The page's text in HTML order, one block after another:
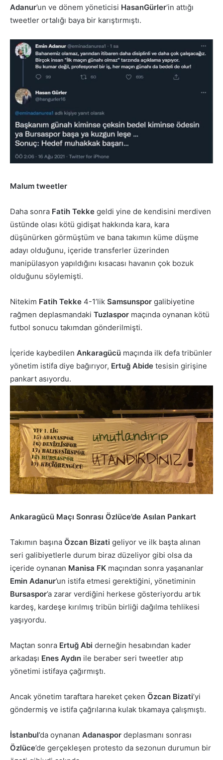
Adanur’un ve dönem yöneticisi HasanGürler‘in attığı
tweetler ortalığı baya bir karıştırmıştı.
Malum tweetler
Daha sonra Fatih Tekke geldi yine de kendisini merdiven
üstünde olası kötü gidişat hakkında kara, kara
düşünürken görmüştüm ve bana takımın küme düşme
adayı olduğunu, içeride transferler üzerinden
manipülasyon yapıldığını kısacası havanın çok bozuk
olduğunu söylemişti.
Nitekim Fatih Tekke 4-1’lik Samsunspor galibiyetine
rağmen deplasmandaki Tuzlaspor maçında oynanan kötü
futbol sonucu takımdan gönderilmişti.
İçeride kaybedilen Ankaragücü maçında ilk defa tribünler
yönetim istifa diye bağırıyor, Ertuğ Abide tesisin girişine
pankart asıyordu.
Ankaragücü Maçı Sonrası Özlüce’de Asılan Pankart
Takımın başına Özcan Bizati geliyor ve ilk başta alınan
seri galibiyetlerle durum biraz düzeliyor gibi olsa da
içeride oynanan Manisa FK maçından sonra yaşananlar
Emin Adanur’un istifa etmesi gerektiğini, yönetiminin
Bursaspor’a zarar verdiğini herkese gösteriyordu artık
kardeş, kardeşe kırılmış tribün birliği dağılma tehlikesi
yaşıyordu.
Maçtan sonra Ertuğ Abi derneğin hesabından kader
arkadaşı Enes Aydın ile beraber seri tweetler atıp
yönetimi istifaya çağırmıştı.
Ancak yönetim taraftara hareket çeken Özcan Bizati’yi
göndermiş ve istifa çağrılarına kulak tıkamaya çalışmıştı.
İstanbul’da oynanan Adanaspor deplasmanı sonrası
Özlüce’de gerçekleşen protesto da sezonun durumun bir